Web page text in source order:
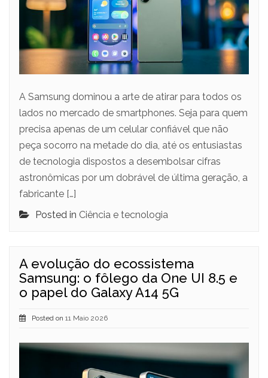
A Samsung dominou a arte de atirar para todos os
lados no mercado de smartphones. Seja para quem
precisa apenas de um celular confiável que não
peça socorro na metade do dia, até os entusiastas
de tecnologia dispostos a desembolsar cifras
astronômicas por um dobrável de última geração, a
fabricante […]
Posted in Ciência e tecnologia
A evolução do ecossistema
Samsung: o fôlego da One UI 8.5 e
o papel do Galaxy A14 5G
Posted on 11 Maio 2026